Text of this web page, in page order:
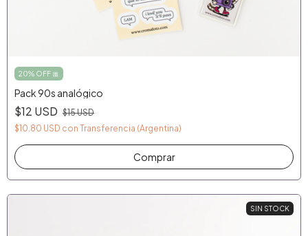
20% OFF 🎀
Pack 90s analógico
$12 USD $15 USD
$10.80 USD con Transferencia (Argentina)
SIN STOCK